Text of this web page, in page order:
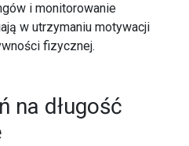
i monitorowanie
w utrzymaniu motywacji
fizycznej.
na długość